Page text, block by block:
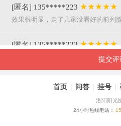
[匿名] 135*****223 ★★★★★
效果很明显，走了几家没看好的前列
[匿名] 135*****223 ★★★★★
呵呵，就是屌，你们医院护士穿着挺
[匿名] 155*****941★★★★★
提交评
首页 | 问答 | 挂号 |
洛阳阳光
24小时热线电话：